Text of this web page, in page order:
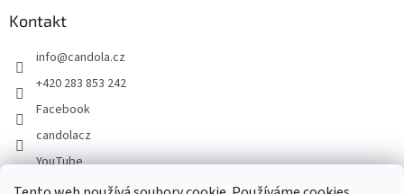
Kontakt
info@candola.cz
+420 283 853 242
Facebook
candolacz
YouTube